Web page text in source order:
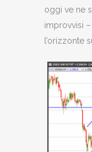
oggi ve ne
improvvisi
l’orizzonte